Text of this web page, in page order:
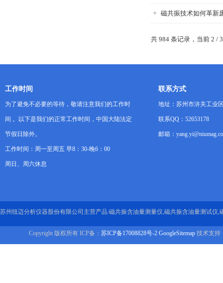
磁共振技术如何革新
共 984 条记录，当前 2 /
工作时间
为了避免不必要的等待，敬请注意我们的工作时
间 。以下是我们的正常工作时间，中国大陆法定
节假日除外。
工作时间：周一至周五 早8：30-晚6：00
周日、周六休息
联系方式
地址：苏州市浒关工业
联系QQ：52653178
邮箱：
苏州纽迈分析仪器股份有限公司主营产品:磁共振含油量测量仪,磁共振含油量测试仪,
Copyright 版权所有 ICP备： 苏ICP备17008828号-2 GoogleSitemap 技术支持